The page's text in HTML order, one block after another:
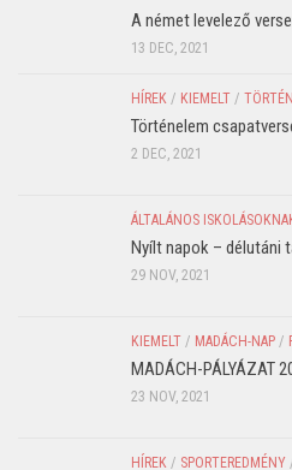
A német levelező
13 DEC, 2021
HÍREK / KIEMELT /
Történelem
2 DEC, 2021
ÁLTALÁNOS
Nyílt napok – délutáni
29 NOV, 2021
KIEMELT / MADÁCH-NAP /
MADÁCH-PÁLYÁZAT
23 NOV, 2021
HÍREK / SPORTEREDMÉNY